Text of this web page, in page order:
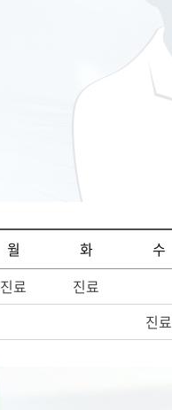
월 화 수
진료
진료
진료